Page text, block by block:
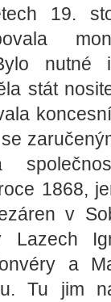
19.
nutné
stát
1868,
v
a
Tu jim